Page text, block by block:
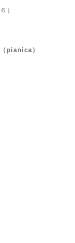
）
pianica）